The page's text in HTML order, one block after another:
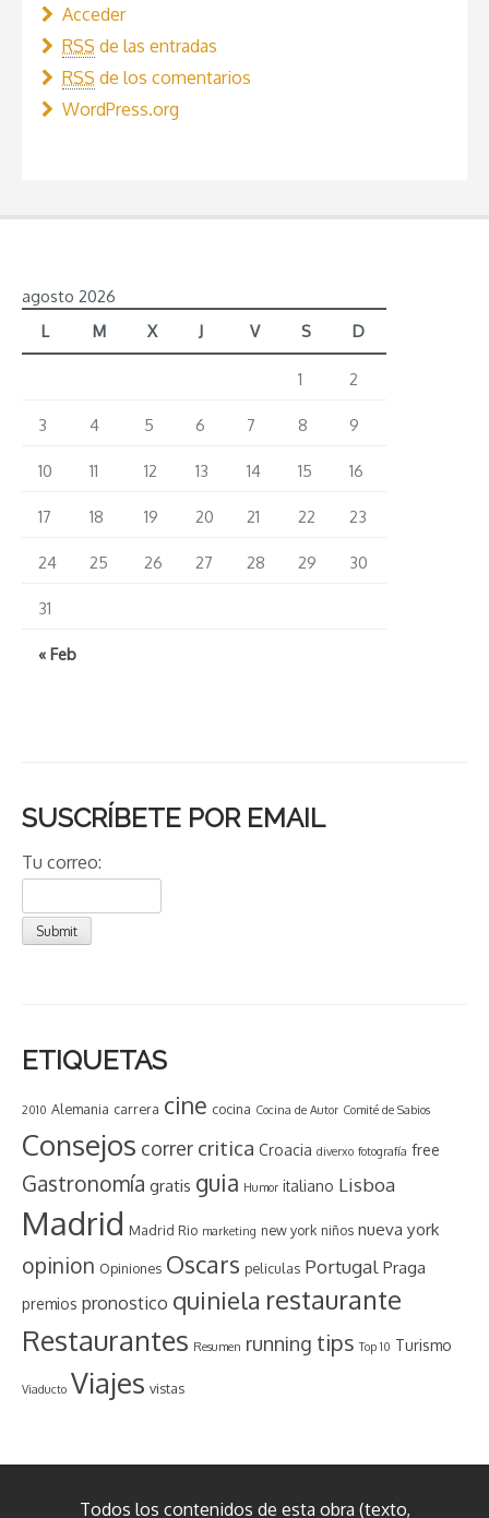
Acceder
RSS de las entradas
RSS de los comentarios
WordPress.org
agosto 2026
L
M X J V S D
« Feb
1 2
3 4 5 6 7 8 9
10 11 12 13 14 15 16
17 18 19 20 21 22 23
24 25 26 27 28 29 30
31
SUSCRÍBETE POR EMAIL
Tu correo:
ETIQUETAS
2010 Alemania carrera cine cocina Cocina de Autor Comité de Sabios
Consejos correr critica Croacia diverxo fotografía free
Gastronomía gratis guia Humor italiano Lisboa
Madrid Madrid Rio marketing new york niños nueva york
opinion Opiniones Oscars peliculas Portugal Praga
premios pronostico quiniela restaurante
Restaurantes Resumen running tips Top 10 Turismo
Viaducto Viajes vistas
Todos los contenidos de esta obra (texto,